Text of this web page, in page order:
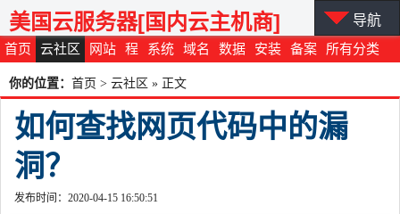
首页 云社区 网站 程 系统 域名 数据 安装 备案 所有分类
美国云服务器[国内云主机商] 导航
你的位置： 首页 > 云社区 » 正文
如何查找网页代码中的漏
洞？
发布时间：2020-04-15 16:50:51